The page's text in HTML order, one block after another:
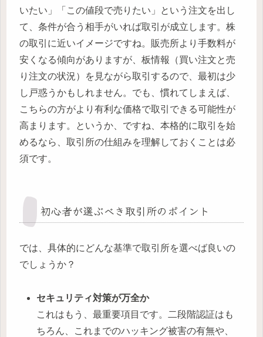
いたい」「この値段で売りたい」という注文を出し
て、条件が合う相手がいれば取引が成立します。株
の取引に近いイメージですね。販売所より手数料が
安くなる傾向がありますが、板情報（買い注文と売
り注文の状況）を見ながら取引するので、最初は少
し戸惑うかもしれません。でも、慣れてしまえば、
こちらの方がより有利な価格で取引できる可能性が
高まります。というか、ですね、本格的に取引を始
めるなら、取引所の仕組みを理解しておくことは必
須です。
初心者が選ぶべき取引所のポイント
では、具体的にどんな基準で取引所を選べば良いの
でしょうか？
セキュリティ対策が万全か
これはもう、最重要項目です。二段階認証はも
ちろん、これまでのハッキング被害の有無や、